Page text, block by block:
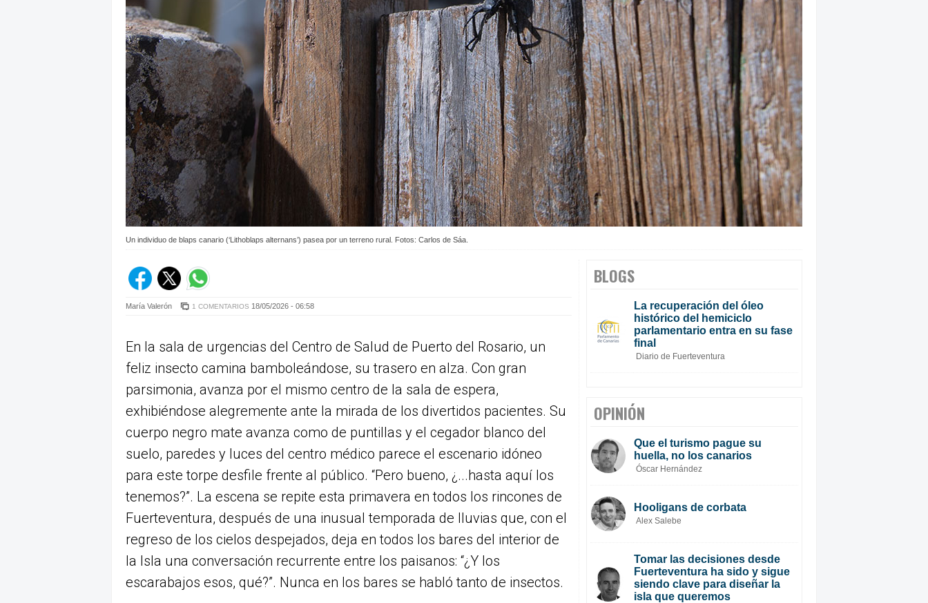
Un individuo de blaps canario (‘Lithoblaps alternans’) pasea por un terreno rural. Fotos: Carlos de Sáa.
María Valerón 1 COMENTARIOS 18/05/2026 - 06:58
En la sala de urgencias del Centro de Salud de Puerto del Rosario, un
feliz insecto camina bamboleándose, su trasero en alza. Con gran
parsimonia, avanza por el mismo centro de la sala de espera,
exhibiéndose alegremente ante la mirada de los divertidos pacientes. Su
cuerpo negro mate avanza como de puntillas y el cegador blanco del
suelo, paredes y luces del centro médico parece el escenario idóneo
para este torpe desfile frente al público. “Pero bueno, ¿...hasta aquí los
tenemos?”. La escena se repite esta primavera en todos los rincones de
Fuerteventura, después de una inusual temporada de lluvias que, con el
regreso de los cielos despejados, deja en todos los bares del interior de
la Isla una conversación recurrente entre los paisanos: “¿Y los
escarabajos esos, qué?”. Nunca en los bares se habló tanto de insectos.
BLOGS
La recuperación del óleo
histórico del hemiciclo
parlamentario entra en su fase
final
Diario de Fuerteventura
OPINIÓN
Que el turismo pague su
huella, no los canarios
Óscar Hernández
Hooligans de corbata
Alex Salebe
Tomar las decisiones desde
Fuerteventura ha sido y sigue
siendo clave para diseñar la
isla que queremos